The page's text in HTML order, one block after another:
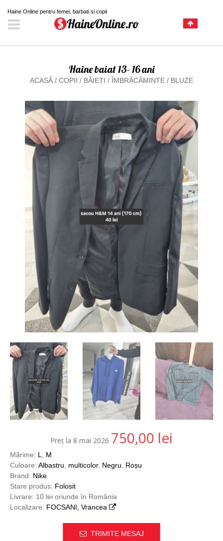
Haine Online pentru femei, barbati si copii
Haine baiat 13- 16 ani
ACASĂ / COPII / BĂIEȚI / ÎMBRĂCĂMINTE / BLUZE
Preț la 8 mai 2026 750,00 lei
Mărime: L
M
Culoare: Albastru multicolor, Negru
Roșu
Brand: Nike
Stare produs: Folosit
Livrare: 10 lei oriunde în România
Localizare: FOCSANI, Vrancea
TRIMITE MESAJ